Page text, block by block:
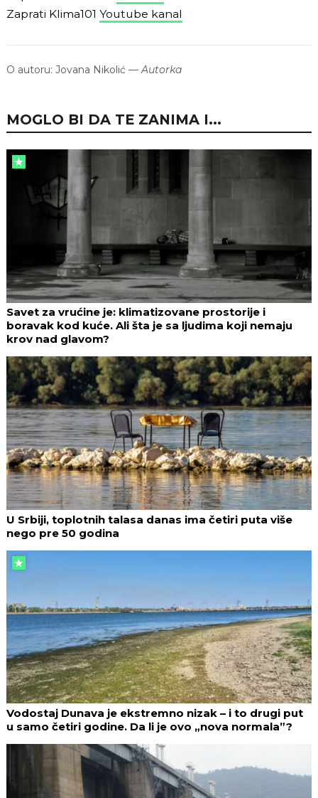
Zaprati Klima101 Youtube kanal
O autoru: Jovana Nikolić —Autorka
MOGLO BI DA TE ZANIMA I...
Savet za vrućine je: klimatizovane prostorije i
boravak kod kuće. Ali šta je sa ljudima koji nemaju
krov nad glavom?
U Srbiji, toplotnih talasa danas ima četiri puta više
nego pre 50 godina
Vodostaj Dunava je ekstremno nizak – i to drugi put
u samo četiri godine. Da li je ovo „nova normala”?